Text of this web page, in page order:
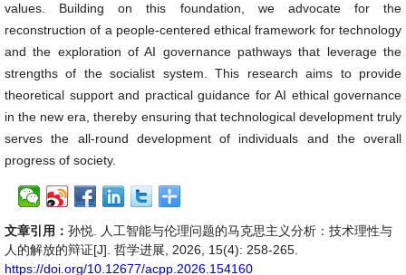
values. Building on this foundation, we advocate for the
reconstruction of a people-centered ethical framework for technology
and the exploration of AI governance pathways that leverage the
strengths of the socialist system. This research aims to provide
theoretical support and practical guidance for AI ethical governance
in the new era, thereby ensuring that technological development truly
serves the all-round development of individuals and the overall
progress of society.
文章引用： 孙悦. 人工智能与伦理问题的马克思主义分析：技术理性与
人的解放的辩证[J]. 哲学进展, 2026, 15(4): 258-265.
https://doi.org/10.12677/acpp.2026.154160